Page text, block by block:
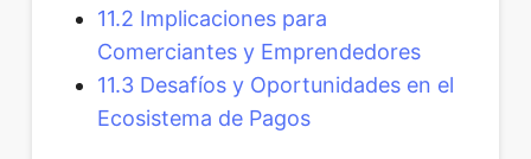
11.2 Implicaciones para
Comerciantes y Emprendedores
11.3 Desafíos y Oportunidades en el
Ecosistema de Pagos